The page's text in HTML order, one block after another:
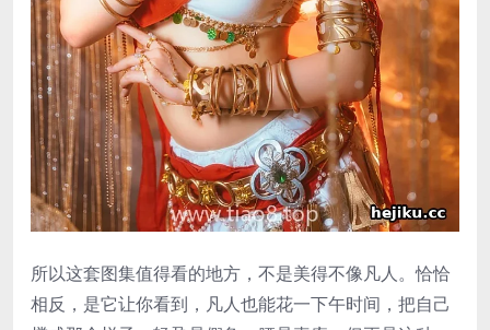
所以这套图集值得看的地方，不是美得不像凡人。恰恰
相反，是它让你看到，凡人也能花一下午时间，把自己